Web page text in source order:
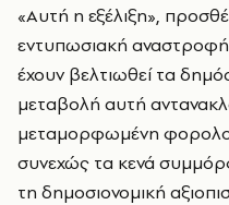
«Αυτή η εξέλιξη»,
εντυπωσιακή
έχουν βελτιωθεί τα
μεταβολή αυτή
μεταμορφωμένη
συνεχώς τα κενά
τη δημοσιονομική